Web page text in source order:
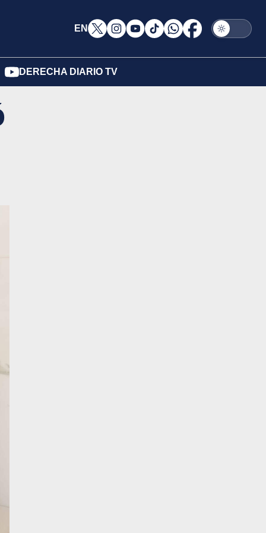
EN
DERECHA DIARIO TV